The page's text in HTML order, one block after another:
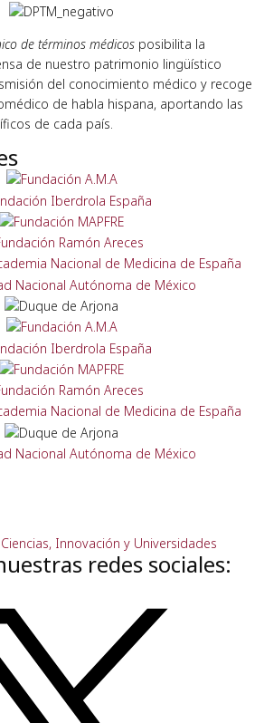
de términos médicos posibilita la
de nuestro patrimonio lingüístico
del conocimiento médico y recoge
de habla hispana, aportando las
de cada país.
redes sociales: